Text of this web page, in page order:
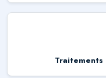
Traitements